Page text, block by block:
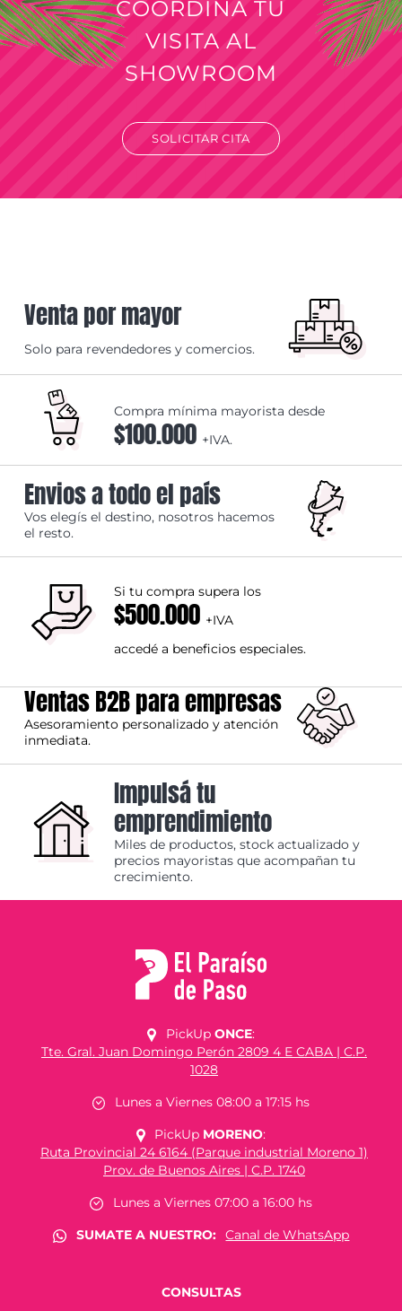
COORDINÁ TU
VISITA AL
SHOWROOM
SOLICITAR CITA
Venta por mayor
Solo para revendedores y comercios.
Compra mínima mayorista desde
$100.000 +IVA.
Envios a todo el país
Vos elegís el destino, nosotros hacemos
el resto.
Si tu compra supera los
$500.000 +IVA
accedé a beneficios especiales.
Ventas B2B para empresas
Asesoramiento personalizado y atención
inmediata.
Impulsá tu
emprendimiento
Miles de productos, stock actualizado y
precios mayoristas que acompañan tu
crecimiento.
PickUp ONCE:
Tte. Gral. Juan Domingo Perón 2809 4 E CABA | C.P.
1028
Lunes a Viernes 08:00 a 17:15 hs
PickUp MORENO:
Ruta Provincial 24 6164 (Parque industrial Moreno 1)
Prov. de Buenos Aires | C.P. 1740
Lunes a Viernes 07:00 a 16:00 hs
SUMATE A NUESTRO:
Canal de WhatsApp
CONSULTAS